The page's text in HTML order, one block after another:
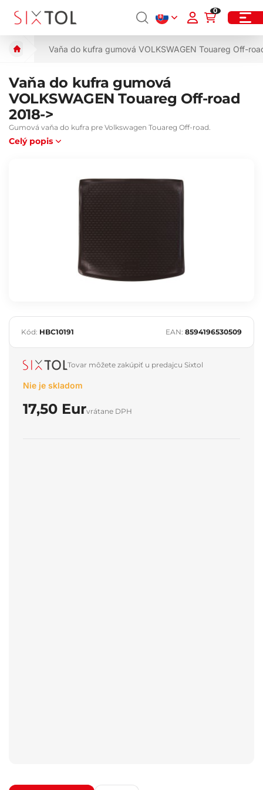
0
Vaňa do kufra gumová VOLKSWAGEN Touareg Off-
Vaňa do kufra gumová
VOLKSWAGEN Touareg Off-road
2018->
Gumová vaňa do kufra pre Volkswagen Touareg Off-road.
Celý popis
Kód: HBC10191 EAN: 8594196530509
Tovar môžete zakúpiť u predajcu Sixtol
Nie je skladom
17,50 Eurvrátane DPH